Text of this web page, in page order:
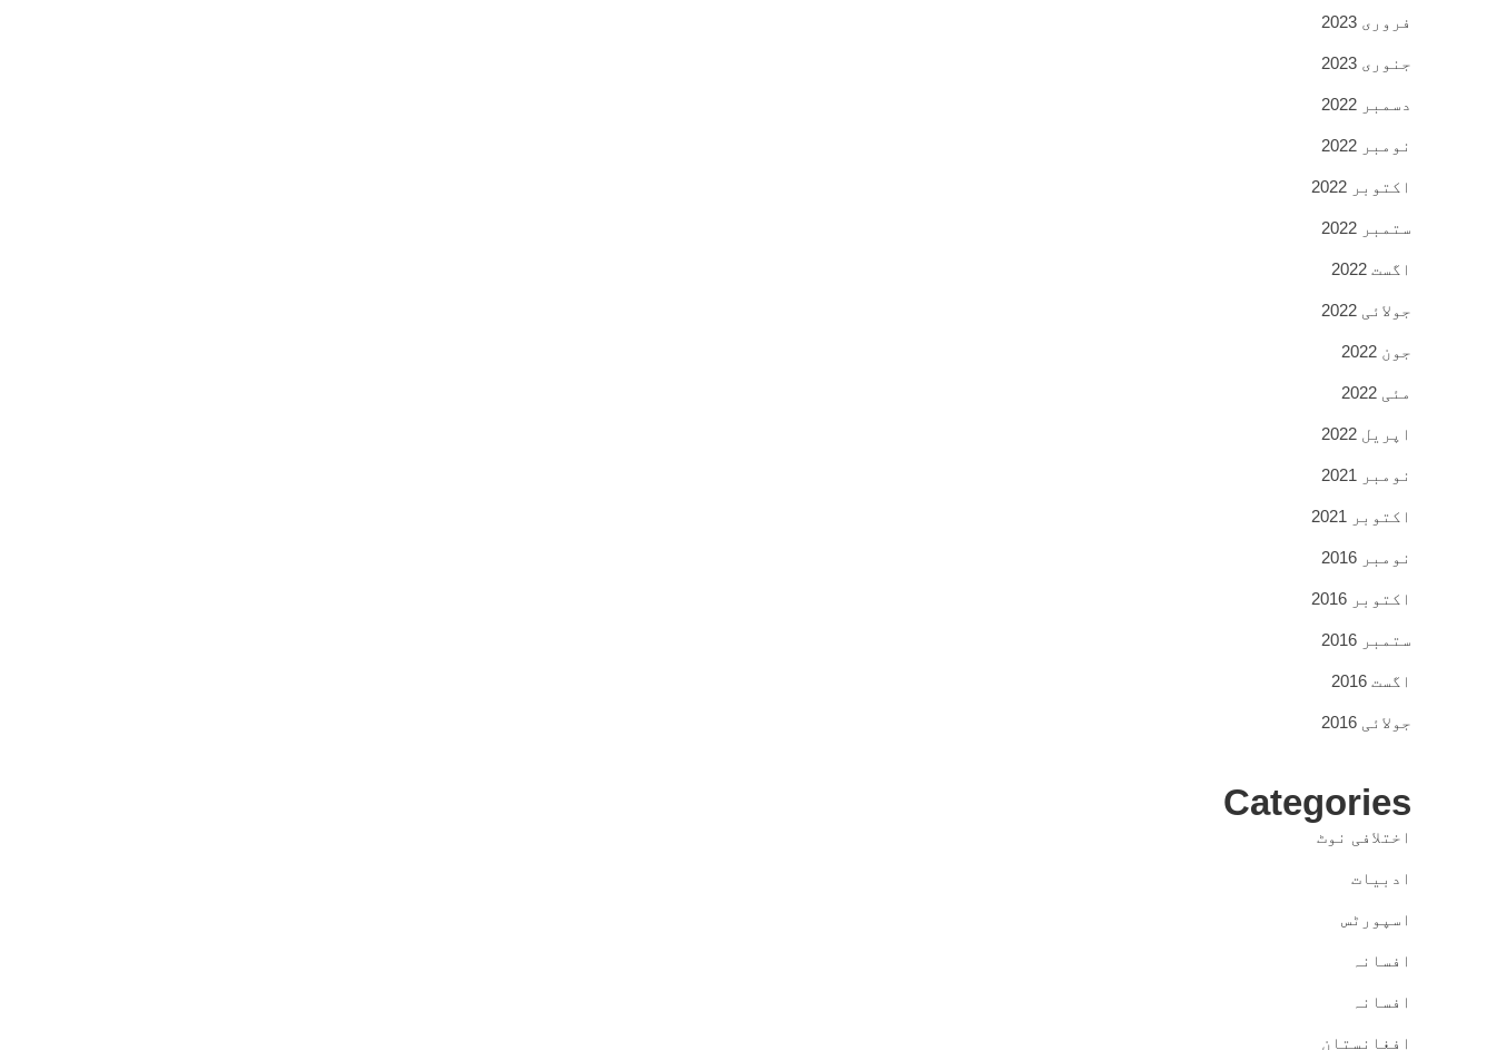
فروری 2023
جنوری 2023
دسمبر 2022
نومبر 2022
اکتوبر 2022
ستمبر 2022
اگست 2022
جولائی 2022
جون 2022
مئی 2022
اپریل 2022
نومبر 2021
اکتوبر 2021
نومبر 2016
اکتوبر 2016
ستمبر 2016
اگست 2016
جولائی 2016
Categories
اختلافی نوٹ
ادبیات
اسپورٹس
افسانہ
افسانہ
افغانستان